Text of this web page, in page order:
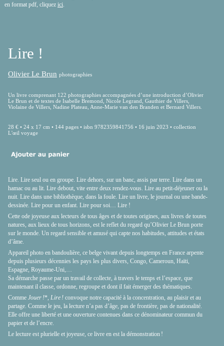
en format pdf, cliquez ici
Lire !
Olivier Le Brun photographies
Un livre comprenant 122 photographies accompagnées d’une introduction d’Olivier
Le Brun et de textes de Isabelle Bremond, Nicole Legrand, Gauthier de Villers,
Violaine de Villers, Nadine Plateau, Anne-Marie van den Branden et Bernard Villers.
28 € • 24 x 17 cm • 144 pages • isbn 9782359841756 • 16 juin 2023 • collection
L'œil voyage
Lire. Lire seul ou en groupe. Lire dehors, sur un banc, assis par terre. Lire dans un
hamac ou au lit. Lire debout, vite entre deux rendez-vous. Lire au petit-déjeuner ou la
nuit. Lire dans une bibliothèque, dans la foule. Lire un livre, le journal ou une bande-
dessinée. Lire pour un enfant. Lire pour soi… Lire !
Cette ode joyeuse aux lecteurs de tous âges et de toutes origines, aux livres de toutes
natures, aux lieux de tous horizons, est le reflet du regard qu’Olivier Le Brun porte
sur le monde. Un regard sensible et amusé qui capte nos habitudes, attitudes et états
d’âme.
Appareil photo en bandoulière, ce belge vivant depuis longtemps en France arpente
depuis plusieurs décennies les pays les plus divers, Congo, Cameroun, Haïti,
Espagne, Royaume-Uni,…
Sa démarche passe par un travail de collecte, à travers le temps et l’espace, que
maintenant il classe, ordonne, regroupe et dont il fait émerger des thématiques.
Comme Jouer !*, Lire ! convoque notre capacité à la concentration, au plaisir et au
partage. Comme le jeu, la lecture n’a pas d’âge, pas de frontière, pas de nationalité.
Elle offre une liberté et une ouverture contenues dans ce dénominateur commun du
papier et de l’encre.
Le lecture est plurielle et joyeuse, ce livre en est la démonstration !